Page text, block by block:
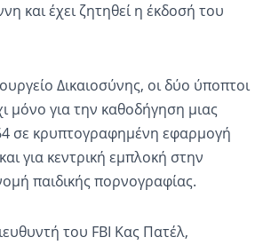
και έχει ζητηθεί η έκδοσή του
Δικαιοσύνης, οι δύο ύποπτοι
μόνο για την καθοδήγηση μιας
σε κρυπτογραφημένη εφαρμογή
για κεντρική εμπλοκή στην
παιδικής πορνογραφίας.
του FBI Κας Πατέλ,